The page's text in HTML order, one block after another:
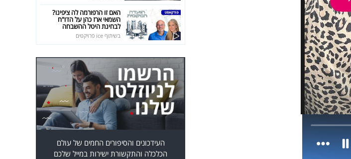
האם זו הרפורמה לה ציפינו?
השמאי ארז כהן על הדו"ח
לבחינת היטל ההשבחה
בשיתוף ice פרויקטים
העידכונים והסיפורים החמים של עולם
הכלכלה והתקשורת ישירות במייל שלכם